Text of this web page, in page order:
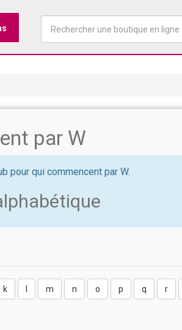
par W
pour qui commencent par W.
k m n o p q r